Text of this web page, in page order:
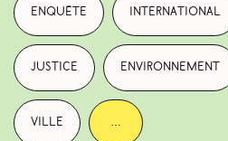
enquête international
justice environnement
ville